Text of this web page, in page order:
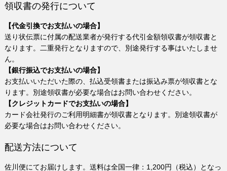
領収書の発行について
【代金引換でお支払いの場合】
送り状伝票に付属の配送業者が発行する代引金額領収書が領収書と
なります。二重発行となりますので、別途発行する事はいたしませ
ん。
【銀行振込でお支払いの場合】
お支払いいただいた際の、払込受領書または振込み票が領収書とな
ります。別途領収書が必要な場合はお問い合わせください。
【クレジットカードでお支払いの場合】
カード会社発行のご利用明細書が領収書となります。別途領収書が
必要な場合はお問い合わせください。
配送方法について
佐川便にてお届けします。送料は全国一律：1,200円（税込）となっ